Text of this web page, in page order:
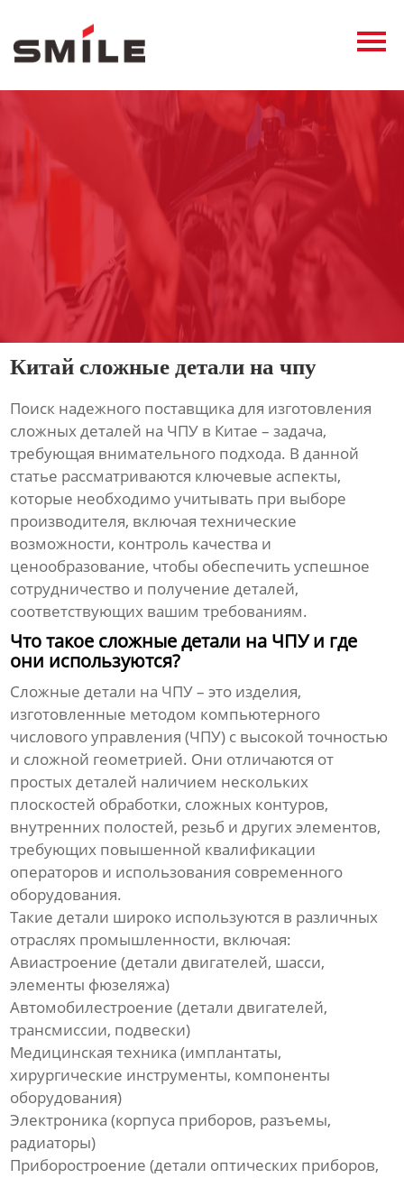
Продукция
О нас
Контакты
Китай сложные детали на чпу
Поиск надежного поставщика для изготовления
сложных деталей на ЧПУ в Китае – задача,
требующая внимательного подхода. В данной
статье рассматриваются ключевые аспекты,
которые необходимо учитывать при выборе
производителя, включая технические
возможности, контроль качества и
ценообразование, чтобы обеспечить успешное
сотрудничество и получение деталей,
соответствующих вашим требованиям.
Что такое сложные детали на ЧПУ и где
они используются?
Сложные детали на ЧПУ– это изделия,
изготовленные методом компьютерного
числового управления (ЧПУ) с высокой точностью
и сложной геометрией. Они отличаются от
простых деталей наличием нескольких
плоскостей обработки, сложных контуров,
внутренних полостей, резьб и других элементов,
требующих повышенной квалификации
операторов и использования современного
оборудования.
Такие детали широко используются в различных
отраслях промышленности, включая:
Авиастроение (детали двигателей, шасси,
элементы фюзеляжа)
Автомобилестроение (детали двигателей,
трансмиссии, подвески)
Медицинская техника (имплантаты,
хирургические инструменты, компоненты
оборудования)
Электроника (корпуса приборов, разъемы,
радиаторы)
Приборостроение (детали оптических приборов,